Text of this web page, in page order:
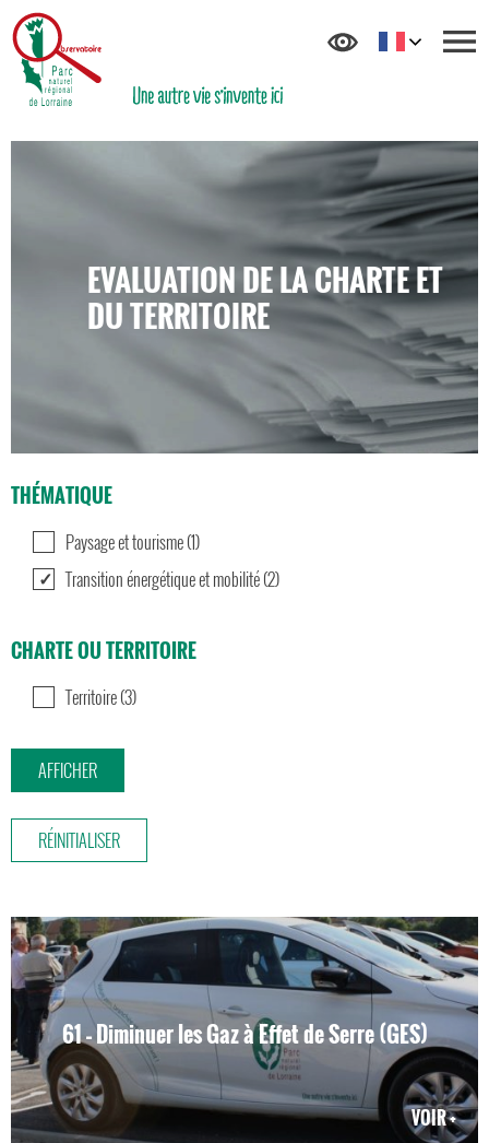
EVALUATION DE LA CHARTE ET
DU TERRITOIRE
THÉMATIQUE
Paysage et tourisme (1)
Transition énergétique et mobilité (2)
CHARTE OU TERRITOIRE
Territoire (3)
RÉINITIALISER
61 – Diminuer les Gaz à Effet de Serre (GES)
VOIR +